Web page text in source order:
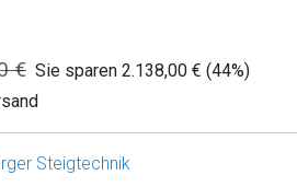
€ Sie sparen 2.138,00 € (44%)
Steigtechnik